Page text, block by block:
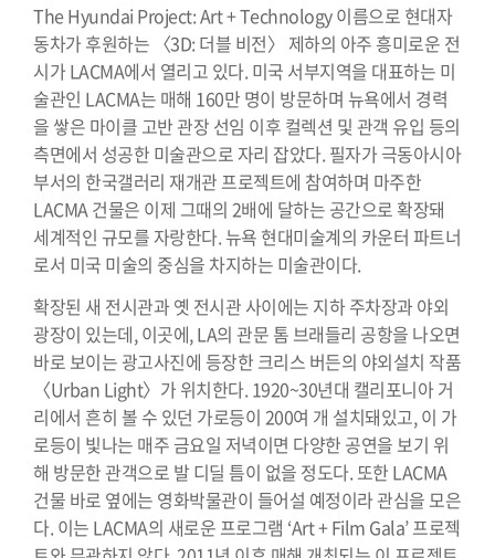
The Hyundai Project: Art + Technology 이름으로 현대자
동차가 후원하는 〈3D: 더블 비전〉 제하의 아주 흥미로운 전
시가 LACMA에서 열리고 있다. 미국 서부지역을 대표하는 미
술관인 LACMA는 매해 160만 명이 방문하며 뉴욕에서 경력
을 쌓은 마이클 고반 관장 선임 이후 컬렉션 및 관객 유입 등의
측면에서 성공한 미술관으로 자리 잡았다. 필자가 극동아시아
부서의 한국갤러리 재개관 프로젝트에 참여하며 마주한
LACMA 건물은 이제 그때의 2배에 달하는 공간으로 확장돼
세계적인 규모를 자랑한다. 뉴욕 현대미술계의 카운터 파트너
로서 미국 미술의 중심을 차지하는 미술관이다.
확장된 새 전시관과 옛 전시관 사이에는 지하 주차장과 야외
광장이 있는데, 이곳에, LA의 관문 톰 브래들리 공항을 나오면
바로 보이는 광고사진에 등장한 크리스 버든의 야외설치 작품
〈Urban Light〉가 위치한다. 1920~30년대 캘리포니아 거
리에서 흔히 볼 수 있던 가로등이 200여 개 설치돼있고, 이 가
로등이 빛나는 매주 금요일 저녁이면 다양한 공연을 보기 위
해 방문한 관객으로 발 디딜 틈이 없을 정도다. 또한 LACMA
건물 바로 옆에는 영화박물관이 들어설 예정이라 관심을 모은
다. 이는 LACMA의 새로운 프로그램 ‘Art + Film Gala’ 프로젝